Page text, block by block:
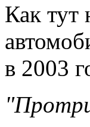
Как тут
в 2003